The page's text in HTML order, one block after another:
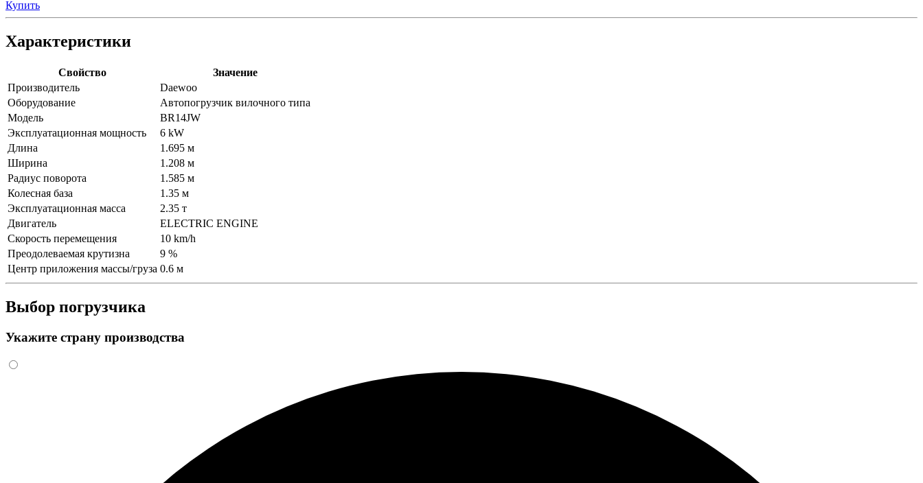
Купить
Характеристики
Свойство
Значение
Производитель
Daewoo
Оборудование
Автопогрузчик вилочного типа
Модель
BR14JW
Эксплуатационная мощность
6 kW
Длина
1.695 м
Ширина
1.208 м
Радиус поворота
1.585 м
Колесная база
1.35 м
Эксплуатационная масса
2.35 т
Двигатель
ELECTRIC ENGINE
Скорость перемещения
10 km/h
Преодолеваемая крутизна
9 %
Центр приложения массы/груза 0.6 м
Выбор погрузчика
Укажите страну производства